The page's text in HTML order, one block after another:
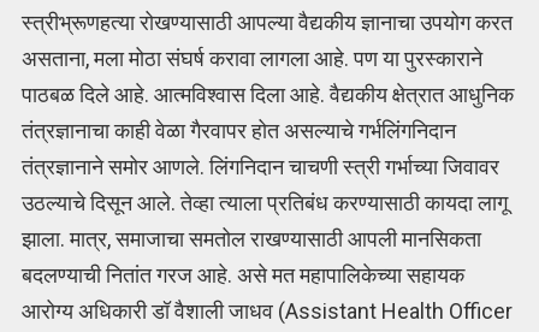
स्त्रीभ्रूणहत्या रोखण्यासाठी आपल्या वैद्यकीय ज्ञानाचा उपयोग करत
असताना, मला मोठा संघर्ष करावा लागला आहे. पण या पुरस्काराने
पाठबळ दिले आहे. आत्मविश्वास दिला आहे. वैद्यकीय क्षेत्रात आधुनिक
तंत्रज्ञानाचा काही वेळा गैरवापर होत असल्याचे गर्भलिंगनिदान
तंत्रज्ञानाने समोर आणले. लिंगनिदान चाचणी स्त्री गर्भाच्या जिवावर
उठल्याचे दिसून आले. तेव्हा त्याला प्रतिबंध करण्यासाठी कायदा लागू
झाला. मात्र, समाजाचा समतोल राखण्यासाठी आपली मानसिकता
बदलण्याची नितांत गरज आहे. असे मत महापालिकेच्या सहायक
आरोग्य अधिकारी डॉ वैशाली जाधव (Assistant Health Officer